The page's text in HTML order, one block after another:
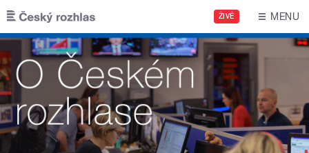
Přejít k hlavnímu obsahu
ŽIVĚ MENU